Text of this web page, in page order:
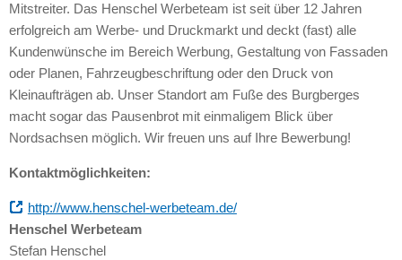
Mitstreiter. Das Henschel Werbeteam ist seit über 12 Jahren
erfolgreich am Werbe- und Druckmarkt und deckt (fast) alle
Kundenwünsche im Bereich Werbung, Gestaltung von Fassaden
oder Planen, Fahrzeugbeschriftung oder den Druck von
Kleinaufträgen ab. Unser Standort am Fuße des Burgberges
macht sogar das Pausenbrot mit einmaligem Blick über
Nordsachsen möglich. Wir freuen uns auf Ihre Bewerbung!
Kontaktmöglichkeiten:
http://www.henschel-werbeteam.de/
Henschel Werbeteam
Stefan Henschel